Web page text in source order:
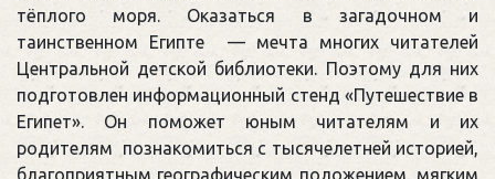
тёплого моря. Оказаться в загадочном и
таинственном Египте — мечта многих читателей
Центральной детской библиотеки. Поэтому для них
подготовлен информационный стенд «Путешествие в
Египет». Он поможет юным читателям и их
родителям познакомиться с тысячелетней историей,
благоприятным географическим положением, мягким